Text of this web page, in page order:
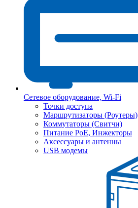
Сетевое оборудование, Wi-Fi
Точки доступа
Маршрутизаторы (Роутеры)
Коммутаторы (Свитчи)
Питание PoE, Инжекторы
Аксессуары и антенны
USB модемы